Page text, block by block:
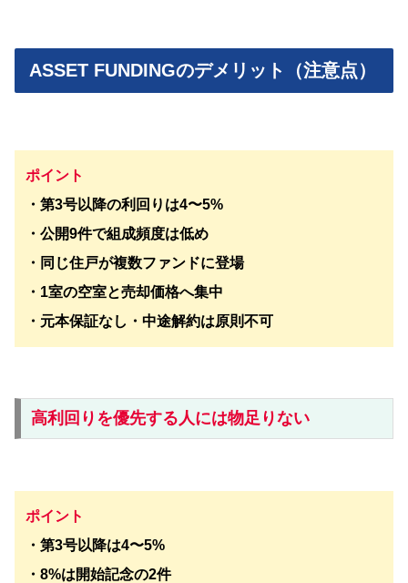
ASSET FUNDINGのデメリット（注意点）
ポイント
・第3号以降の利回りは4〜5%
・公開9件で組成頻度は低め
・同じ住戸が複数ファンドに登場
・1室の空室と売却価格へ集中
・元本保証なし・中途解約は原則不可
高利回りを優先する人には物足りない
ポイント
・第3号以降は4〜5%
・8%は開始記念の2件